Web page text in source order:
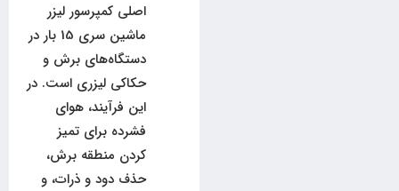
اصلی کمپرسور لیزر
ماشین سری 15 بار در
دستگاه‌های برش و
حکاکی لیزری است. در
این فرآیند، هوای
فشرده برای تمیز
کردن منطقه برش،
حذف دود و ذرات، و